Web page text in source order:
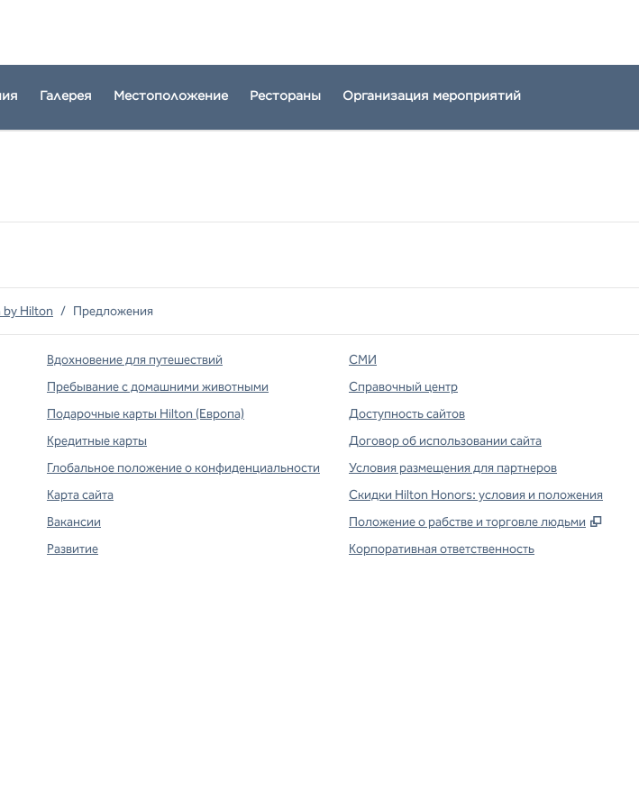
Галерея Местоположение Рестораны Организация мероприятий
by Hilton / Предложения
Вдохновение для путешествий
Пребывание с домашними животными
Подарочные карты Hilton (Европа)
Кредитные карты
Глобальное положение о конфиденциальности
Карта сайта
Вакансии
Развитие
СМИ
Справочный центр
Доступность сайтов
Договор об использовании сайта
Условия размещения для партнеров
Скидки Hilton Honors: условия и положения
Положение о рабстве и торговле людьми
,
Корпоративная ответственность